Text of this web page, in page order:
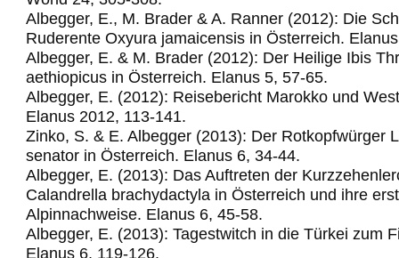
Albegger, E., M. Brader & A. Ranner (2012): Die
Ruderente Oxyura jamaicensis in Österreich.
Albegger, E. & M. Brader (2012): Der Heilige Ibis
aethiopicus in Österreich. Elanus 5, 57-65.
Albegger, E. (2012): Reisebericht Marokko und
Elanus 2012, 113-141.
Zinko, S. & E. Albegger (2013): Der Rotkopfwürger
senator in Österreich. Elanus 6, 34-44.
Albegger, E. (2013): Das Auftreten der
Calandrella brachydactyla in Österreich und ihre
Alpinnachweise. Elanus 6, 45-58.
Albegger, E. (2013): Tagestwitch in die Türkei zum
Elanus 6, 119-126.